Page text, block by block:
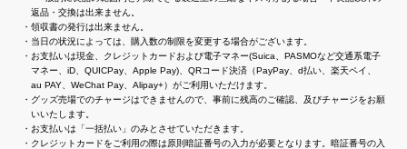
返品・交換は出来ません。
領収書の発行は出来ません。
当日の状況によっては、購入数の制限を変更する場合がございます。
お支払いは現金、クレジットカードおよび電子マネー(Suica、PASMOなど交通系電子
マネー、iD、QUICPay、Apple Pay)、QRコード決済（PayPay、d払い、楽天ペイ、
au PAY、WeChat Pay、Alipay+）がご利用いただけます。
グッズ売場でのチャージはできませんので、事前に残高のご確認、及びチャージをお願
いいたします。
お支払いは「一括払い」のみとさせていただきます。
クレジットカードをご利用の際は原則暗証番号の入力が必要となります。暗証番号の入